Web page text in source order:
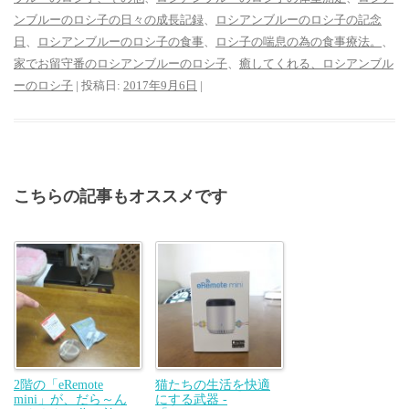
ンブルーのロシ子の日々の成長記録、
ロシアンブルーのロシ子の記念
日 、 ロシアンブルーのロシ子の食事、 ロシ子の喘息の為の食事療法。 、
家でお留守番のロシアンブルーのロシ子、 癒してくれる、ロシアンブル
ーのロシ子 | 投稿日: 2017年9月6日 |
こちらの記事もオススメです
2階の「eRemote
mini」が、だら～ん
猫たちの生活を快適
にする武器 -